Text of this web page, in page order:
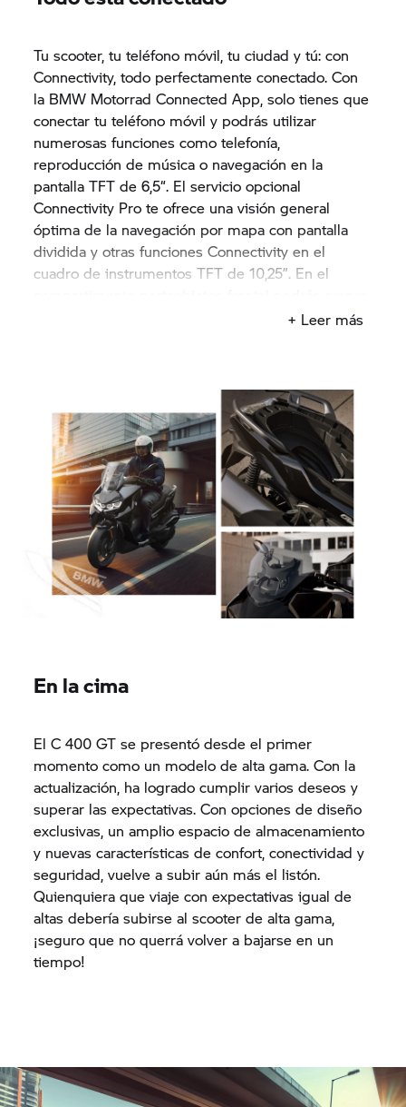
Tu scooter, tu teléfono móvil, tu ciudad y tú: con
Connectivity, todo perfectamente conectado. Con
la BMW Motorrad Connected App, solo tienes que
conectar tu teléfono móvil y podrás utilizar
numerosas funciones como telefonía,
reproducción de música o navegación en la
pantalla TFT de 6,5“. El servicio opcional
Connectivity Pro te ofrece una visión general
óptima de la navegación por mapa con pantalla
dividida y otras funciones Connectivity en el
cuadro de instrumentos TFT de 10,25”. En el
tu teléfono móvil, para que siempre permanezcas
+ Leer más
En la cima
ElC 400 GT se presentó desde el primer
momento como un modelo de alta gama. Con la
actualización, ha logrado cumplir varios deseos y
superar las expectativas. Con opciones de diseño
exclusivas, un amplio espacio de almacenamiento
y nuevas características de confort, conectividad y
seguridad, vuelve a subir aún más el listón.
Quienquiera que viaje con expectativas igual de
altas debería subirse al scooter de alta gama,
¡seguro que no querrá volver a bajarse en un
tiempo!